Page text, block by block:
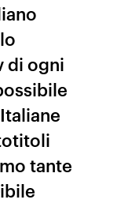
di ogni
tante